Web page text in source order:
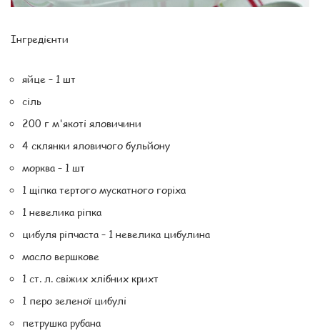
Інгредієнти
яйце – 1 шт
сіль
200 г м'якоті яловичини
4 склянки яловичого бульйону
морква – 1 шт
1 щіпка тертого мускатного горіха
1 невелика ріпка
цибуля ріпчаста – 1 невелика цибулина
масло вершкове
1 ст. л. свіжих хлібних крихт
1 перо зеленої цибулі
петрушка рубана